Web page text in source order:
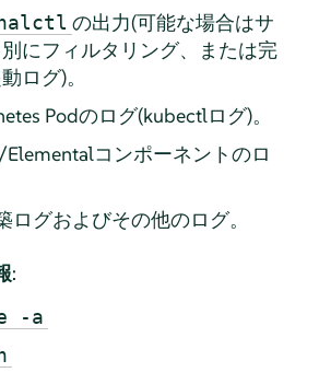
の出力(可能な場合はサ
にフィルタリング、または完
ログ)。
Podのログ(kubectlログ)。
Elementalコンポーネントのロ
ログおよびその他のログ。
:
-a